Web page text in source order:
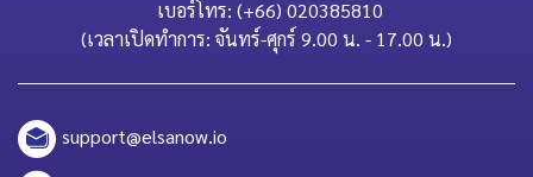
เบอร์โทร: (+66) 020385810
(เวลาเปิดทำการ: จันทร์-ศุกร์ 9.00 น. - 17.00 น.)
support@elsanow.io